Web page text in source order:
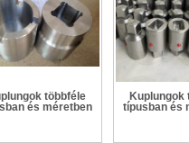
többféle
és méretben
Kuplungok
típusban és